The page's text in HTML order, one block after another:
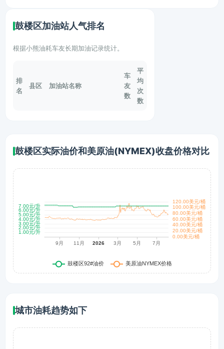
鼓楼区加油站人气排名
根据小熊油耗车友长期加油记录统计。
排
名
县区 加油站名称
车
友
数
平
均
次
数
鼓楼区实际油价和美原油(NYMEX)收盘价格对比
城市油耗趋势如下